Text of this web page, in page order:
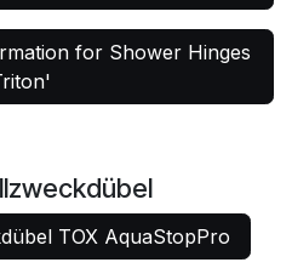
for Shower Hinges
TOX AquaStopPro